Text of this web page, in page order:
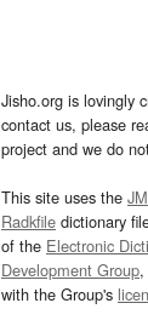
Jisho.org is lovingly
contact us, please
project and we do
This site uses the
Radkfile dictionary
of the Electronic
Development Group
with the Group's